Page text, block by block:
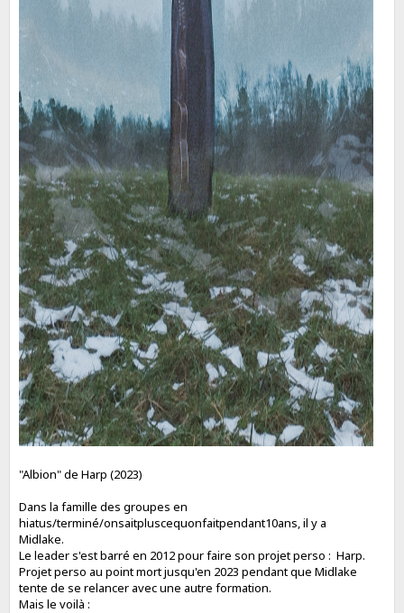
"Albion" de Harp (2023)
Dans la famille des groupes en
hiatus/terminé/onsaitpluscequonfaitpendant10ans, il y a
Midlake.
Le leader s'est barré en 2012 pour faire son projet perso : Harp.
Projet perso au point mort jusqu'en 2023 pendant que Midlake
tente de se relancer avec une autre formation.
Mais le voilà :